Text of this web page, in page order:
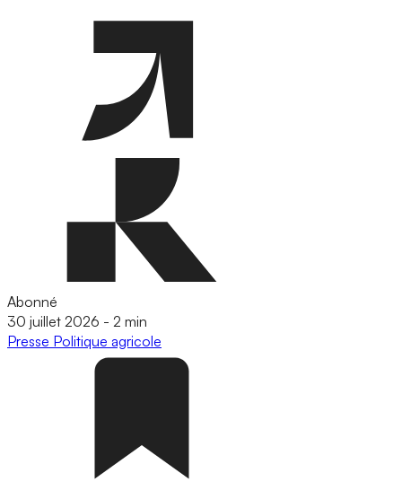
Abonné
30 juillet 2026 - 2 min
Presse Politique agricole